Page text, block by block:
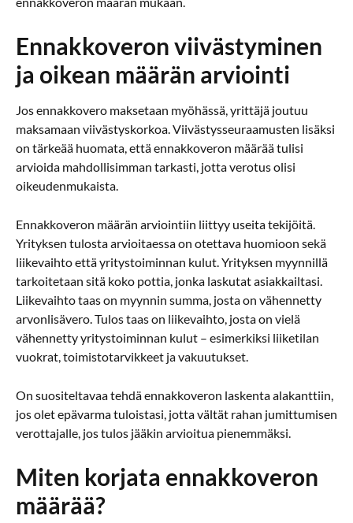
Ennakkoveron viivästyminen
ja oikean määrän arviointi
Jos ennakkovero maksetaan myöhässä, yrittäjä joutuu
maksamaan viivästyskorkoa. Viivästysseuraamusten lisäksi
on tärkeää huomata, että ennakkoveron määrää tulisi
arvioida mahdollisimman tarkasti, jotta verotus olisi
oikeudenmukaista.
Ennakkoveron määrän arviointiin liittyy useita tekijöitä.
Yrityksen tulosta arvioitaessa on otettava huomioon sekä
liikevaihto että yritystoiminnan kulut. Yrityksen myynnillä
tarkoitetaan sitä koko pottia, jonka laskutat asiakkailtasi.
Liikevaihto taas on myynnin summa, josta on vähennetty
arvonlisävero. Tulos taas on liikevaihto, josta on vielä
vähennetty yritystoiminnan kulut – esimerkiksi liiketilan
vuokrat, toimistotarvikkeet ja vakuutukset.
On suositeltavaa tehdä ennakkoveron laskenta alakanttiin,
jos olet epävarma tuloistasi, jotta vältät rahan jumittumisen
verottajalle, jos tulos jääkin arvioitua pienemmäksi.
Miten korjata ennakkoveron
määrää?